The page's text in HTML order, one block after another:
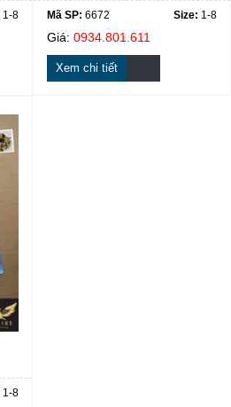
1-8 Mã SP: 6672 Size: 1-8
Giá: 0934.801.611
Xem chi tiết
1-8